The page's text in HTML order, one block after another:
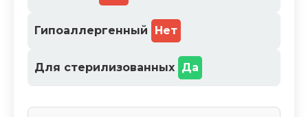
Гипоаллергенный Нет
Для стерилизованных Да